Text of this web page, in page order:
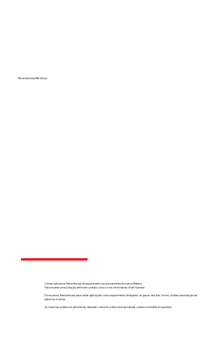
Resistências Elétricas
Comercializamos Resistências de aquecimento exclusivamente da marca Watlow.
Para receber uma cotação, entre em contato conosco nos informando o Part Number.
Fornecemos Resistências para várias aplicações como aquecimento de líquidos, ar, gases, estufas, fornos, moldes para injeção de
plásticos e outras.
As mesmas podem ser de imersão, aletadas, cartucho, sobre a borda, tubular, coleira ou fundida em alumínio.